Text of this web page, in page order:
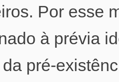
Por esse
à prévia
pré-